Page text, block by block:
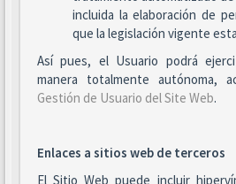
incluida la elaboración de
que la legislación vigente
Así pues, el Usuario podrá
manera totalmente autónoma,
Gestión de Usuario del Site Web.
Enlaces a sitios web de terceros
El Sitio Web puede incluir